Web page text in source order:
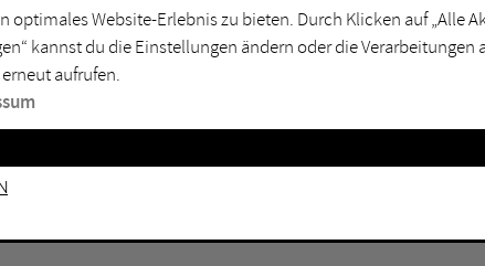
Mülheim an der Ruhr
Oberhausen
Unna
Witten
optimales Website-Erlebnis zu bieten. Durch Klicken auf „Alle
kannst du die Einstellungen ändern oder die Verarbeitungen
aufrufen.